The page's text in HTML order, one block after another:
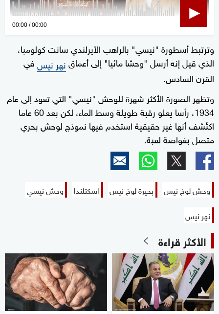
0
seconds
00:00 00:00
وترتبط أسطورة "نيسي" بالراهب الأيرلندي سانت كولومبا،
الذي قيل إنه أرسل "وحشا مائيا" إلى أعماقنهر نيسفي
القرن السادس.
وتظهر الصورة الأكثر شهرة للوحش "نيسي" التي تعود إلى عام
1934، رأسا يعلو رقبة طويلة وسط الماء، لكن بعد 60 عاما
اكتُشف أنها غير حقيقية استخدم فيها نموذج لوحش بحري
متصل بغواصة لعبة.
وحش لوخ نيس بحيرة لوخ نيس اسكتلندا
وحش نيسي
نهر نيس
الأكثر قراءة